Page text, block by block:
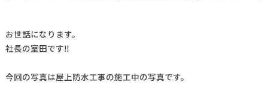
お世話になります。
社長の室田です‼️
今回の写真は屋上防水工事の施工中の写真です。